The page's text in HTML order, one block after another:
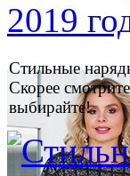
Стильные
Скорее
выбирайте!